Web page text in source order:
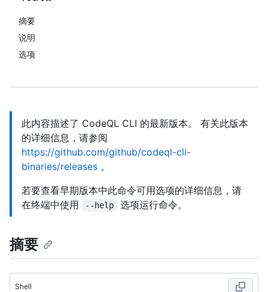
摘要
说明
选项
此内容描述了 CodeQL CLI 的最新版本。 有关此版本
的详细信息，请参阅
https://github.com/github/codeql-cli-
binaries/releases 。
若要查看早期版本中此命令可用选项的详细信息，请
在终端中使用
--help 选项运行命令。
摘要
Shell